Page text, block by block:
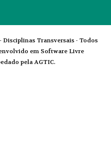
- Disciplinas Transversais - Todos
em Software Livre
pela AGTIC.